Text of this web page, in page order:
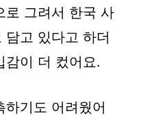
로 그려서 한국 사
담고 있다고 하더
감이 더 컸어요.
기도 어려웠어